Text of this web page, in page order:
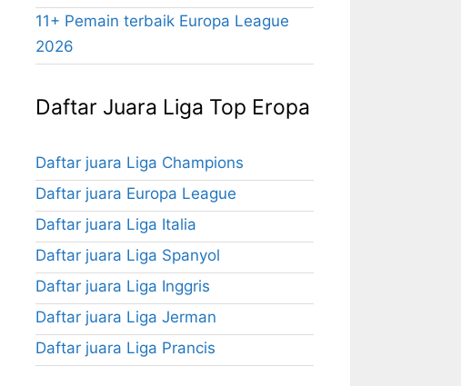
11+ Pemain terbaik Europa League
2026
Daftar Juara Liga Top Eropa
Daftar juara Liga Champions
Daftar juara Europa League
Daftar juara Liga Italia
Daftar juara Liga Spanyol
Daftar juara Liga Inggris
Daftar juara Liga Jerman
Daftar juara Liga Prancis